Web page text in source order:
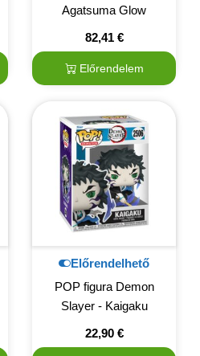
Agatsuma Glow
82,41 €
Előrendelem
Előrendelhető
POP figura Demon
Slayer - Kaigaku
22,90 €